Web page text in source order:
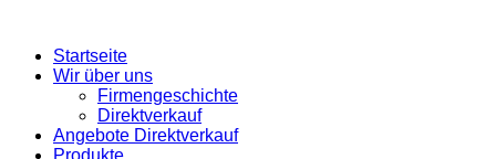
Startseite
Wir über uns
Firmengeschichte
Direktverkauf
Angebote Direktverkauf
Produkte